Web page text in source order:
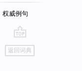
权威例句
go
top
返回词典